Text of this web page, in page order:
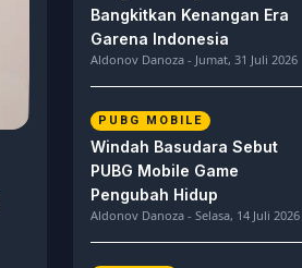
Bangkitkan Kenangan Era
Garena Indonesia
Aldonov Danoza - Jumat, 31 Juli 2026
PUBG MOBILE
Windah Basudara Sebut
PUBG Mobile Game
Pengubah Hidup
Aldonov Danoza - Selasa, 14 Juli 2026